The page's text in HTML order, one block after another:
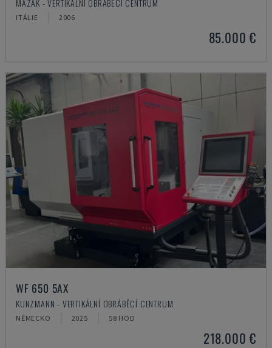
MAZAK - VERTIKÁLNÍ OBRÁBĚCÍ CENTRUM
ITÁLIE 2006
85.000 €
WF 650 5AX
KUNZMANN - VERTIKÁLNÍ OBRÁBĚCÍ CENTRUM
NĚMECKO 2025 58 HOD
218.000 €